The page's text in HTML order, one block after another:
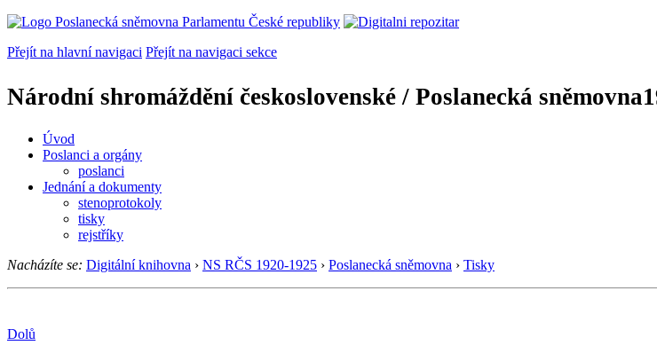
Přejít na hlavní navigaci Přejít na navigaci sekce
Národní shromáždění československé / Poslanecká sněmovna
Úvod
Poslanci a orgány
poslanci
Jednání a dokumenty
stenoprotokoly
tisky
rejstříky
Nacházíte se: Digitální knihovna › NS RČS 1920-1925 › Poslanecká sněmovna › Tisky
Dolů